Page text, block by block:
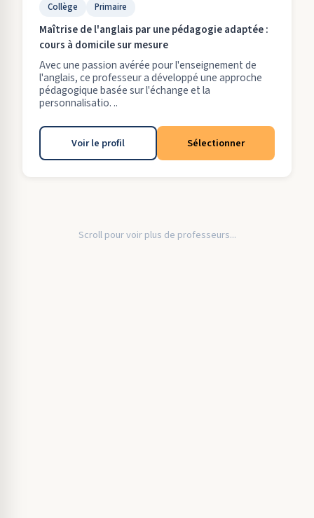
Collège Primaire
Maîtrise de l'anglais par une pédagogie adaptée :
cours à domicile sur mesure
Avec une passion avérée pour l'enseignement de
l'anglais, ce professeur a développé une approche
pédagogique basée sur l'échange et la
personnalisatio. ..
Voir le profil Sélectionner
Scroll pour voir plus de professeurs...